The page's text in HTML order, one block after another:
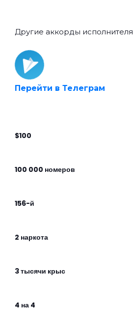
Другие аккорды исполнителя
Перейти в Телеграм
$100
100 000 номеров
156-й
2 наркота
3 тысячи крыс
4 на 4